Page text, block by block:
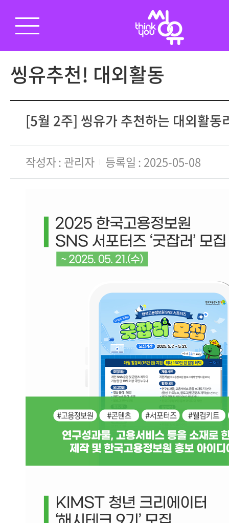
씽유추천! 대외활동
[5월 2주] 씽유가 추천하는 대외활동
작성자 관리자 등록일 2025-05-08